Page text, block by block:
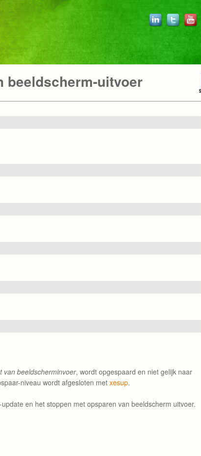
beeldscherm-uitvoer
van beeldscherminvoer, wordt opgespaard en niet gelijk naar
niveau wordt afgesloten metxesup.
en het stoppen met opsparen van beeldscherm uitvoer.